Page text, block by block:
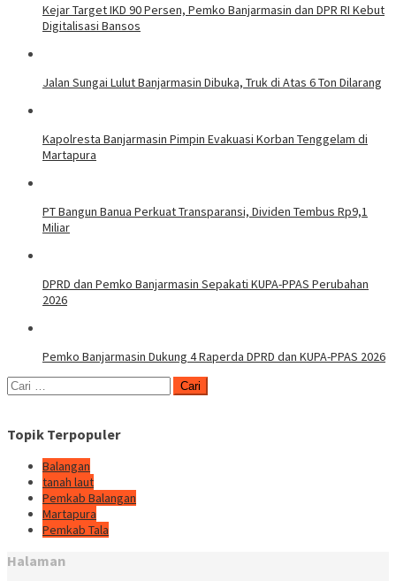
Kejar Target IKD 90 Persen, Pemko Banjarmasin dan DPR RI Kebut
Digitalisasi Bansos
Jalan Sungai Lulut Banjarmasin Dibuka, Truk di Atas 6 Ton Dilarang
Kapolresta Banjarmasin Pimpin Evakuasi Korban Tenggelam di
Martapura
PT Bangun Banua Perkuat Transparansi, Dividen Tembus Rp9,1
Miliar
DPRD dan Pemko Banjarmasin Sepakati KUPA-PPAS Perubahan
2026
Pemko Banjarmasin Dukung 4 Raperda DPRD dan KUPA-PPAS 2026
Cari
untuk:
Topik Terpopuler
Balangan
tanah laut
Pemkab Balangan
Martapura
Pemkab Tala
Halaman